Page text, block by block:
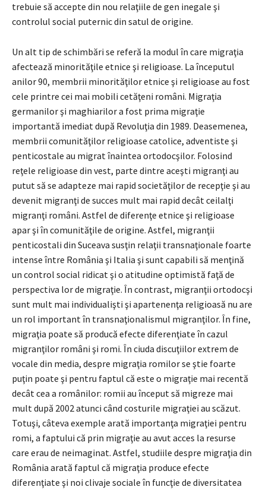
trebuie să accepte din nou relaţiile de gen inegale şi
controlul social puternic din satul de origine.
Un alt tip de schimbări se referă la modul în care migraţia
afectează minorităţile etnice şi religioase. La începutul
anilor 90, membrii minorităţilor etnice şi religioase au fost
cele printre cei mai mobili cetăţeni români. Migraţia
germanilor şi maghiarilor a fost prima migraţie
importantă imediat după Revoluţia din 1989. Deasemenea,
membrii comunităţilor religioase catolice, adventiste şi
penticostale au migrat înaintea ortodocşilor. Folosind
reţele religioase din vest, parte dintre aceşti migranţi au
putut să se adapteze mai rapid societăţilor de recepţie şi au
devenit migranţi de succes mult mai rapid decât ceilalţi
migranţi români. Astfel de diferenţe etnice şi religioase
apar şi în comunităţile de origine. Astfel, migranţii
penticostali din Suceava susţin relaţii transnaţionale foarte
intense între România şi Italia şi sunt capabili să menţină
un control social ridicat şi o atitudine optimistă faţă de
perspectiva lor de migraţie. În contrast, migranţii ortodocşi
sunt mult mai individualişti şi apartenenţa religioasă nu are
un rol important în transnaţionalismul migranţilor. În fine,
migraţia poate să producă efecte diferenţiate în cazul
migranţilor români şi romi. În ciuda discuţiilor extrem de
vocale din media, despre migraţia romilor se ştie foarte
puţin poate şi pentru faptul că este o migraţie mai recentă
decât cea a românilor: romii au început să migreze mai
mult după 2002 atunci când costurile migraţiei au scăzut.
Totuşi, câteva exemple arată importanţa migraţiei pentru
romi, a faptului că prin migraţie au avut acces la resurse
care erau de neimaginat. Astfel, studiile despre migraţia din
România arată faptul că migraţia produce efecte
diferenţiate şi noi clivaje sociale în funcţie de diversitatea